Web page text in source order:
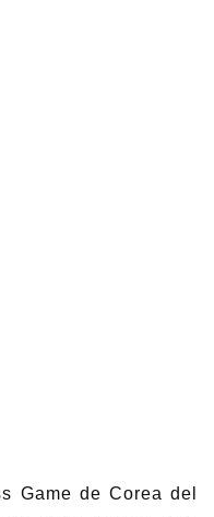
Game de Corea del